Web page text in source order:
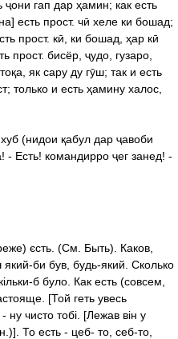
ҷони гап дар ҳамин; как есть
есть прост. чӣ хеле ки бошад;
прост. кӣ, ки бошад, ҳар кӣ
прост. бисёр, ҷудо, гузаро,
як сару ду гӯш; так и есть
только и есть ҳамину халос,
(нидои қабул дар ҷавоби
Есть! командирро ҷег занед! -
єсть. (См. Быть). Каков,
який-би був, будь-який. Сколько
б було. Как есть (совсем,
[Той геть увесь
чисто тобі. [Лежав він у
То есть - цеб- то, себ-то,